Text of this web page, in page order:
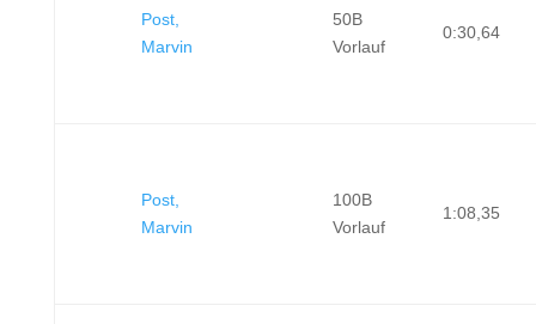
Post,
Marvin
50B
Vorlauf
0:30,64
Post,
Marvin
100B
Vorlauf
1:08,35